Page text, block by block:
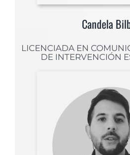
Candela
LICENCIADA EN
DE INTERVENCIÓN